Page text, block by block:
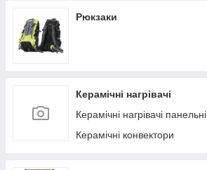
Рюкзаки
Керамічні нагрівачі
Керамічні нагрівачі панельні
Керамічні конвектори